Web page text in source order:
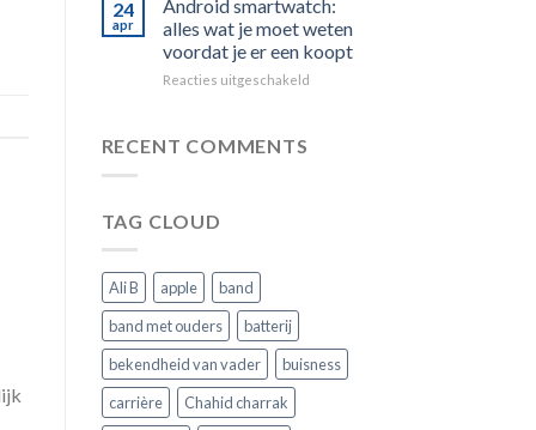
het
juiste
slimme
zo
kies
24
apr
Android smartwatch:
alles wat je moet weten
voordat je er een koopt
Reacties uitgeschakeldvoor
RECENT COMMENTS
TAG CLOUD
Ali B apple
band
band met ouders
batterij
bekendheid van vader
buisness
carrière
Chahid charrak